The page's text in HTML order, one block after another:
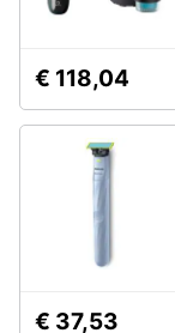
€ 118,04
€ 37,53